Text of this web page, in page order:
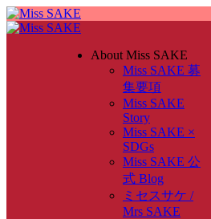
About Miss SAKE
Miss SAKE 募
集要項
Miss SAKE
Story
Miss SAKE ×
SDGs
Miss SAKE 公
式 Blog
ミセスサケ /
Mrs SAKE